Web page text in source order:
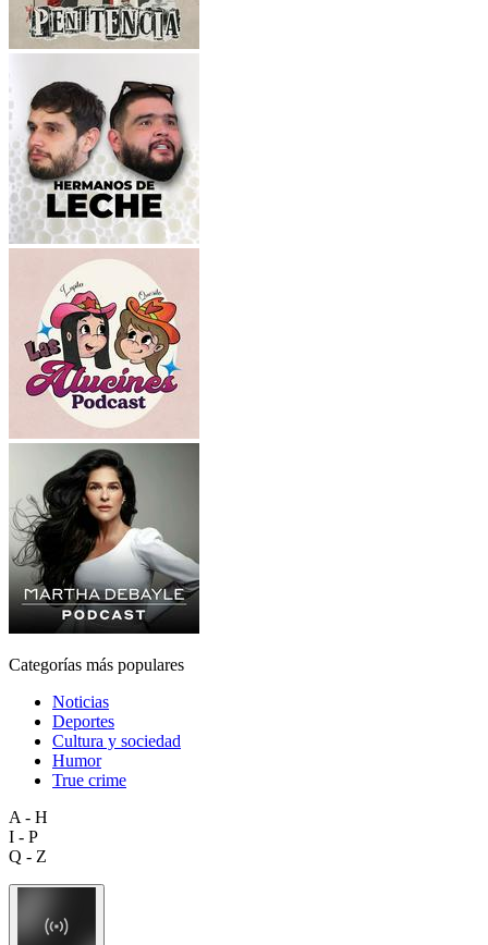
Categorías más populares
Noticias
Deportes
Cultura y sociedad
Humor
True crime
A - H
I - P
Q - Z